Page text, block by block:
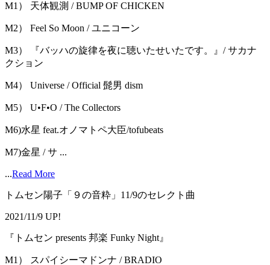
M1） 天体観測 / BUMP OF CHICKEN
M2） Feel So Moon / ユニコーン
M3） 『バッハの旋律を夜に聴いたせいたです。』/ サカナ
クション
M4） Universe / Official 髭男 dism
M5） U•F•O / The Collectors
M6)水星 feat.オノマトペ大臣/tofubeats
M7)金星 / サ ...
...Read More
トムセン陽子「９の音粋」11/9のセレクト曲
2021/11/9 UP!
『トムセン presents 邦楽 Funky Night』
M1） スパイシーマドンナ / BRADIO